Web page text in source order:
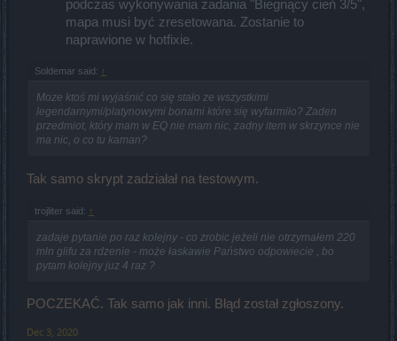
podczas wykonywania zadania "Biegnący cień 3/5",
mapa musi być zresetowana. Zostanie to
naprawione w hotfixie.
Soldemar said: ↑
Moze ktoś mi wyjaśnić co się stało ze wszystkimi
legendarnymi/platynowymi bonami które się wyfarmiło? Zaden
przedmiot, który mam w EQ nie mam nic, zadny item w skrzynce nie
ma nic, o co tu kaman?
Tak samo skrypt zadziałał na testowym.
trojliter said: ↑
zadaje pytanie po raz kolejny - co zrobic jeżeli nie otrzymałem 220
mln glifu za rdzenie - może łaskawie Państwo odpowiecie , bo
pytam kolejny juz 4 raz ?
POCZEKAĆ. Tak samo jak inni. Błąd został zgłoszony.
Dec 3, 2020